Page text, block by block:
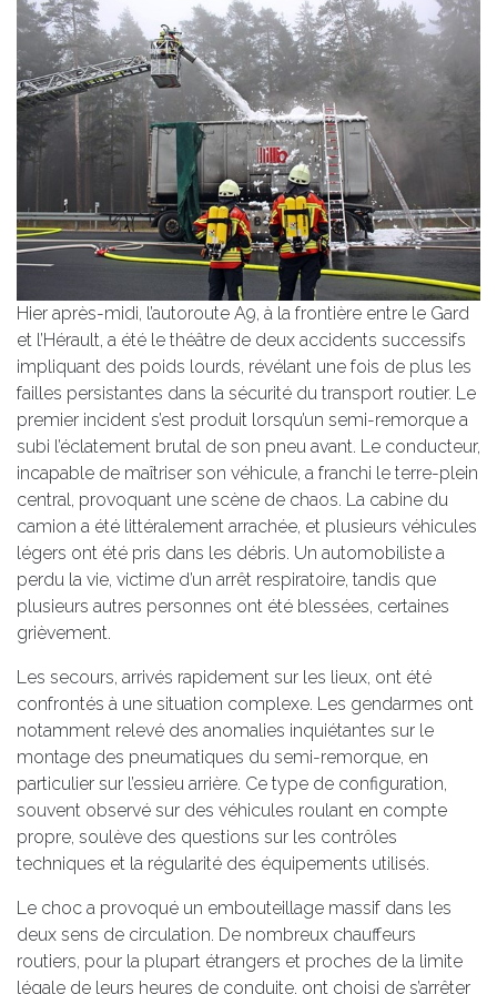
Hier après-midi, l’autoroute A9, à la frontière entre le Gard
et l’Hérault, a été le théâtre de deux accidents successifs
impliquant des poids lourds, révélant une fois de plus les
failles persistantes dans la sécurité du transport routier. Le
premier incident s’est produit lorsqu’un semi-remorque a
subi l’éclatement brutal de son pneu avant. Le conducteur,
incapable de maîtriser son véhicule, a franchi le terre-plein
central, provoquant une scène de chaos. La cabine du
camion a été littéralement arrachée, et plusieurs véhicules
légers ont été pris dans les débris. Un automobiliste a
perdu la vie, victime d’un arrêt respiratoire, tandis que
plusieurs autres personnes ont été blessées, certaines
grièvement.
Les secours, arrivés rapidement sur les lieux, ont été
confrontés à une situation complexe. Les gendarmes ont
notamment relevé des anomalies inquiétantes sur le
montage des pneumatiques du semi-remorque, en
particulier sur l’essieu arrière. Ce type de configuration,
souvent observé sur des véhicules roulant en compte
propre, soulève des questions sur les contrôles
techniques et la régularité des équipements utilisés.
Le choc a provoqué un embouteillage massif dans les
deux sens de circulation. De nombreux chauffeurs
routiers, pour la plupart étrangers et proches de la limite
légale de leurs heures de conduite, ont choisi de s’arrêter